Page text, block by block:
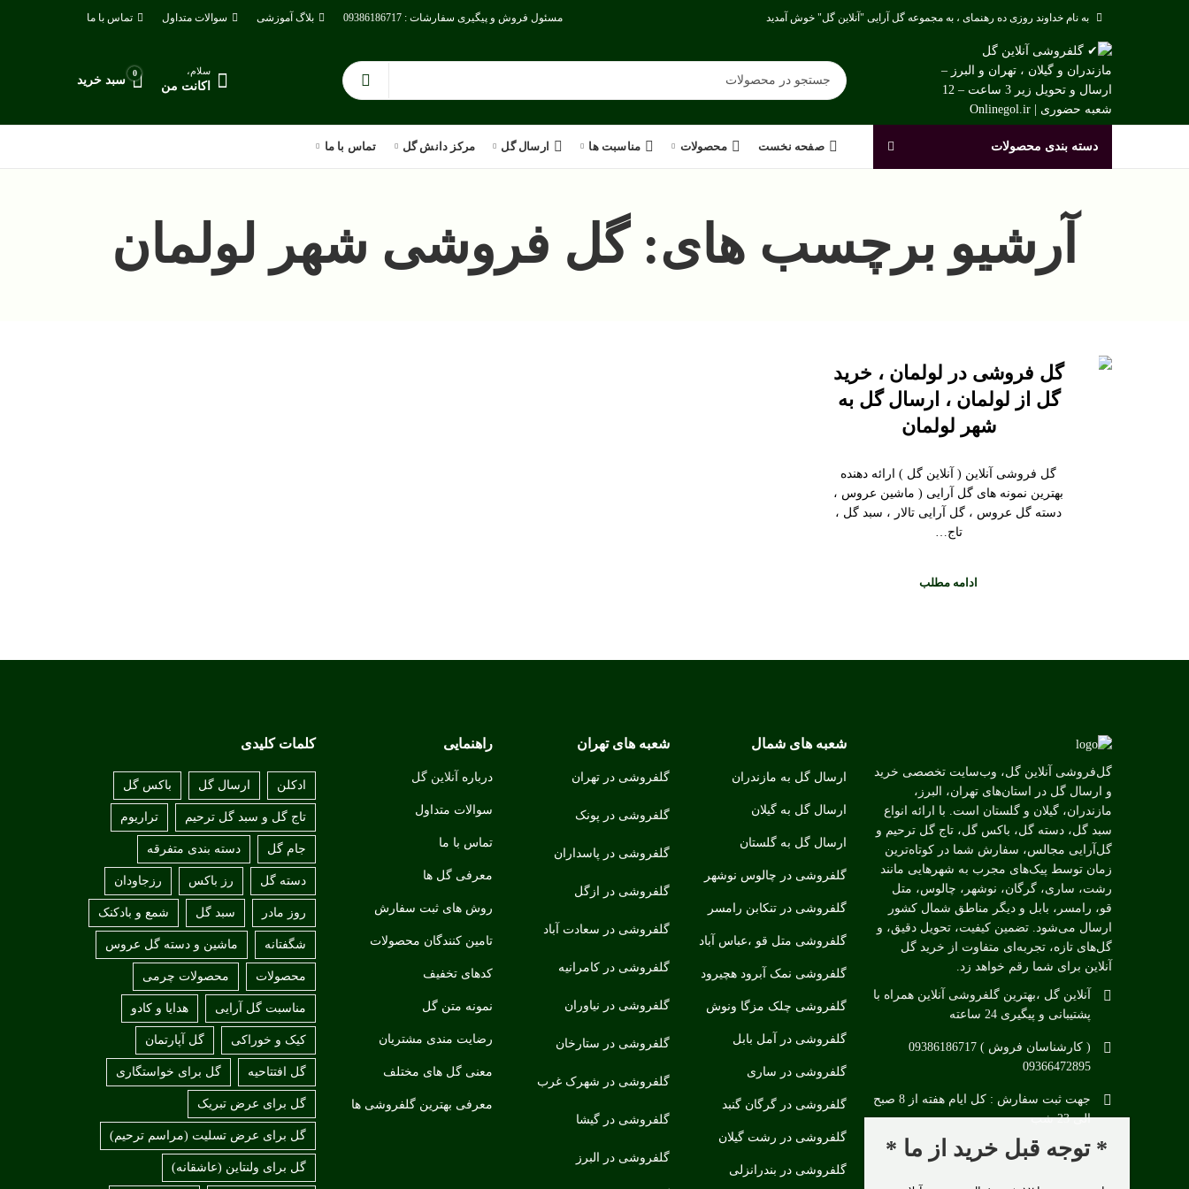
به نام خداوند روزی ده رهنمای ، به مجموعه گل آرایی "آنلاین گل" خوش آمدید مسئول فروش و پیگیری سفارشات : 09386186717 بلاگ آموزشی سوالات متداول تماس با ما
سلام،
اکانت من
0
سبد خرید
دسته بندی محصولات صفحه نخست محصولات مناسبت ها ارسال گل مرکز دانش گل تماس با ما
آرشیو برچسب های: گل فروشی شهر لولمان
گل فروشی در لولمان ، خرید
گل از لولمان ، ارسال گل به
شهر لولمان
گل فروشی آنلاین ( آنلاین گل ) ارائه دهنده
بهترین نمونه های گل آرایی ( ماشین عروس ،
دسته گل عروس ، گل آرایی تالار ، سبد گل ،
تاج…
ادامه مطلب
گل‌فروشی آنلاین گل، وب‌سایت تخصصی خرید
و ارسال گل در استان‌های تهران، البرز،
مازندران، گیلان و گلستان است. با ارائه انواع
سبد گل، دسته گل، باکس گل، تاج گل ترحیم و
گل‌آرایی مجالس، سفارش شما در کوتاه‌ترین
زمان توسط پیک‌های مجرب به شهرهایی مانند
رشت، ساری، گرگان، نوشهر، چالوس، متل
قو، رامسر، بابل و دیگر مناطق شمال کشور
ارسال می‌شود. تضمین کیفیت، تحویل دقیق، و
گل‌های تازه، تجربه‌ای متفاوت از خرید گل
آنلاین برای شما رقم خواهد زد.
آنلاین گل ،بهترین گلفروشی آنلاین همراه با
پشتیبانی و پیگیری 24 ساعته
( کارشناسان فروش ) 09386186717
09366472895
جهت ثبت سفارش : کل ایام هفته از 8 صبح
الی 23 شب
شعبه های شمال
ارسال گل به مازندران
ارسال گل به گیلان
ارسال گل به گلستان
گلفروشی در چالوس نوشهر
گلفروشی در تنکابن رامسر
گلفروشی متل قو ،عباس آباد
گلفروشی نمک آبرود هچیرود
گلفروشی چلک مزگا ونوش
گلفروشی در آمل بابل
گلفروشی در ساری
گلفروشی در گرگان گنبد
گلفروشی در رشت گیلان
گلفروشی در بندرانزلی
شعبه های تهران
گلفروشی در تهران
گلفروشی در پونک
گلفروشی در پاسداران
گلفروشی در ازگل
گلفروشی در سعادت آباد
گلفروشی در کامرانیه
گلفروشی در نیاوران
گلفروشی در ستارخان
گلفروشی در شهرک غرب
گلفروشی در گیشا
گلفروشی در البرز
راهنمایی
درباره آنلاین گل
سوالات متداول
تماس با ما
معرفی گل ها
روش های ثبت سفارش
تامین کنندگان محصولات
کدهای تخفیف
نمونه متن گل
رضایت مندی مشتریان
معنی گل های مختلف
معرفی بهترین گلفروشی ها
کلمات کلیدی
ادکلن ارسال گل باکس گل
تاج گل و سبد گل ترحیم تراریوم
جام گل دسته بندی متفرقه
دسته گل رز باکس رزجاودان
روز مادر سبد گل شمع و بادکنک
شگفتانه ماشین و دسته گل عروس
محصولات محصولات چرمی
مناسبت گل آرایی هدایا و کادو
کیک و خوراکی گل آپارتمان
گل افتتاحیه گل برای خواستگاری
گل برای عرض تبریک
گل برای عرض تسلیت (مراسم ترحیم)
گل برای ولنتاین (عاشقانه)
* توجه قبل خرید از ما *